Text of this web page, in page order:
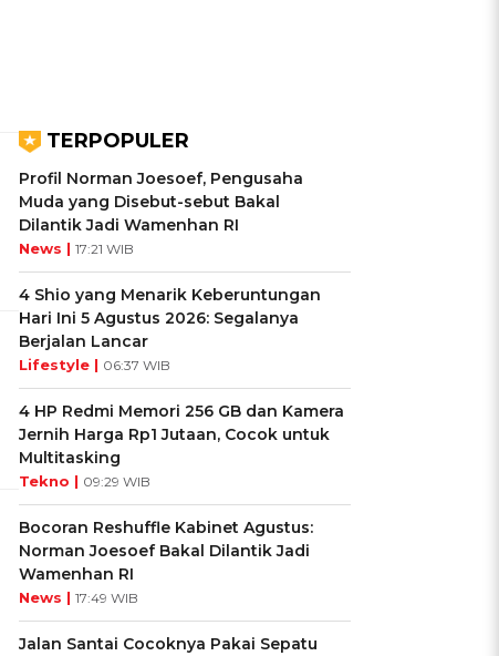
TERPOPULER
Profil Norman Joesoef, Pengusaha
Muda yang Disebut-sebut Bakal
Dilantik Jadi Wamenhan RI
News | 17:21 WIB
4 Shio yang Menarik Keberuntungan
Hari Ini 5 Agustus 2026: Segalanya
Berjalan Lancar
Lifestyle | 06:37 WIB
4 HP Redmi Memori 256 GB dan Kamera
Jernih Harga Rp1 Jutaan, Cocok untuk
Multitasking
Tekno | 09:29 WIB
Bocoran Reshuffle Kabinet Agustus:
Norman Joesoef Bakal Dilantik Jadi
Wamenhan RI
News | 17:49 WIB
Jalan Santai Cocoknya Pakai Sepatu